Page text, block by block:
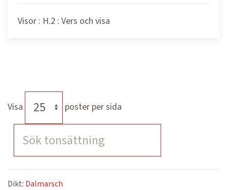
Visor : H.2 : Vers och visa
Visa poster per sida
Dikt: Dalmarsch